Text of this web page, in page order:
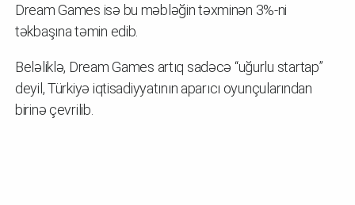
Dream Games isə bu məbləğin təxminən 3%-ni
təkbaşına təmin edib.
Beləliklə, Dream Games artıq sadəcə “uğurlu startap”
deyil, Türkiyə iqtisadiyyatının aparıcı oyunçularından
birinə çevrilib.